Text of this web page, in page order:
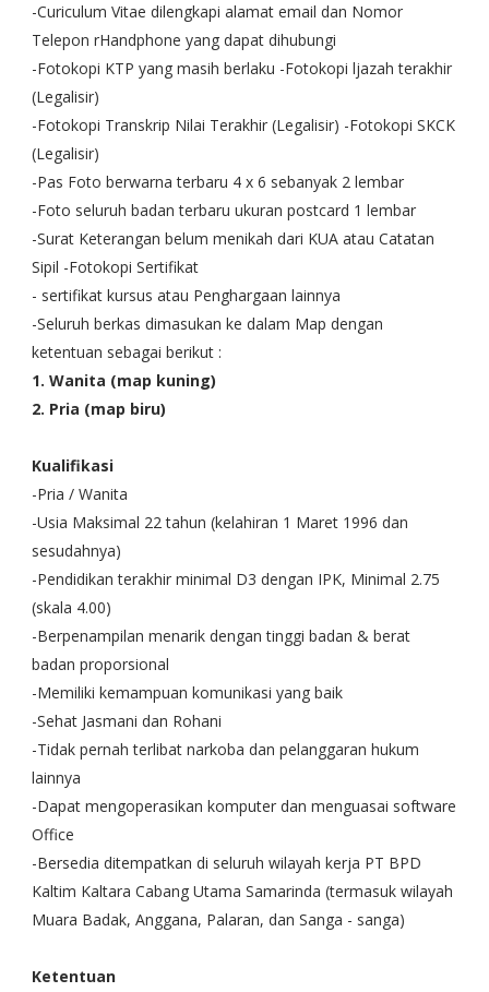
-Curiculum Vitae dilengkapi alamat email dan Nomor
Telepon rHandphone yang dapat dihubungi
-Fotokopi KTP yang masih berlaku -Fotokopi ljazah terakhir
(Legalisir)
-Fotokopi Transkrip Nilai Terakhir (Legalisir) -Fotokopi SKCK
(Legalisir)
-Pas Foto berwarna terbaru 4 x 6 sebanyak 2 lembar
-Foto seluruh badan terbaru ukuran postcard 1 lembar
-Surat Keterangan belum menikah dari KUA atau Catatan
Sipil -Fotokopi Sertifikat
- sertifikat kursus atau Penghargaan lainnya
-Seluruh berkas dimasukan ke dalam Map dengan
ketentuan sebagai berikut :
1. Wanita (map kuning)
2. Pria (map biru)
Kualifikasi
-Pria / Wanita
-Usia Maksimal 22 tahun (kelahiran 1 Maret 1996 dan
sesudahnya)
-Pendidikan terakhir minimal D3 dengan IPK, Minimal 2.75
(skala 4.00)
-Berpenampilan menarik dengan tinggi badan & berat
badan proporsional
-Memiliki kemampuan komunikasi yang baik
-Sehat Jasmani dan Rohani
-Tidak pernah terlibat narkoba dan pelanggaran hukum
lainnya
-Dapat mengoperasikan komputer dan menguasai software
Office
-Bersedia ditempatkan di seluruh wilayah kerja PT BPD
Kaltim Kaltara Cabang Utama Samarinda (termasuk wilayah
Muara Badak, Anggana, Palaran, dan Sanga - sanga)
Ketentuan